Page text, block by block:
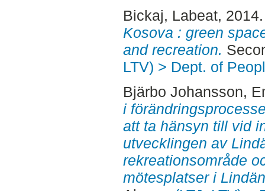
Bickaj, Labeat,
Kosova : green
and recreation.
LTV) > Dept. of
Bjärbo Johansson,
i
att ta hänsyn till vid
utvecklingen av
rekreationsområde
mötesplatser i